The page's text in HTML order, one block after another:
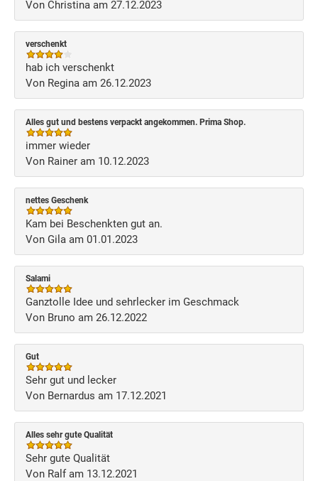
Von Christina am 27.12.2023
verschenkt
hab ich verschenkt
Von Regina am 26.12.2023
Alles gut und bestens verpackt angekommen. Prima Shop.
immer wieder
Von Rainer am 10.12.2023
nettes Geschenk
Kam bei Beschenkten gut an.
Von Gila am 01.01.2023
Salami
Ganztolle Idee und sehrlecker im Geschmack
Von Bruno am 26.12.2022
Gut
Sehr gut und lecker
Von Bernardus am 17.12.2021
Alles sehr gute Qualität
Sehr gute Qualität
Von Ralf am 13.12.2021